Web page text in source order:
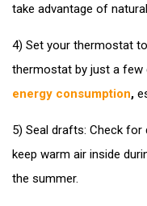
take advantage of
4) Set your thermostat
thermostat by just a few
energy consumption,
5) Seal drafts: Check
keep warm air inside
the summer.